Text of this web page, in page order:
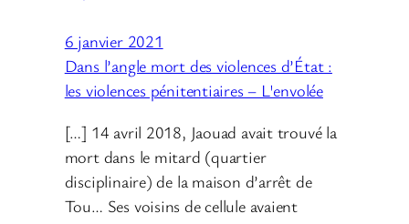
6 janvier 2021
Dans l’angle mort des violences d’État :
les violences pénitentiaires – L'envolée
[…] 14 avril 2018, Jaouad avait trouvé la
mort dans le mitard (quartier
disciplinaire) de la maison d’arrêt de
Tou… Ses voisins de cellule avaient